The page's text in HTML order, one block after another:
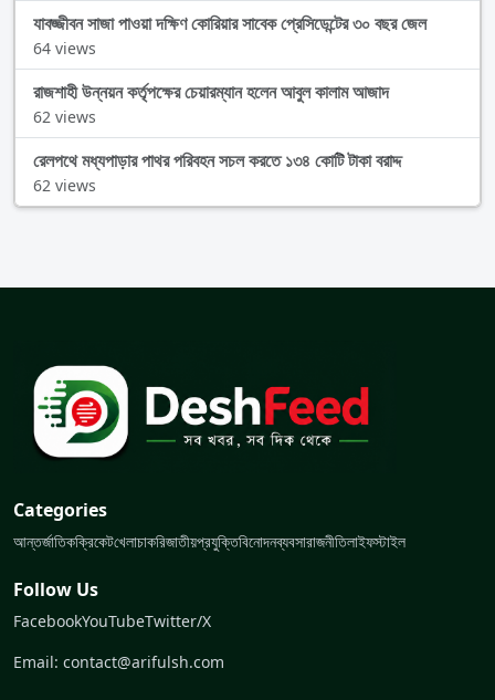
যাবজ্জীবন সাজা পাওয়া দক্ষিণ কোরিয়ার সাবেক প্রেসিডেন্টের ৩০ বছর জেল
64 views
রাজশাহী উন্নয়ন কর্তৃপক্ষের চেয়ারম্যান হলেন আবুল কালাম আজাদ
62 views
রেলপথে মধ্যপাড়ার পাথর পরিবহন সচল করতে ১৩৪ কোটি টাকা বরাদ্দ
62 views
Categories
আন্তর্জাতিকক্রিকেটখেলাচাকরিজাতীয়প্রযুক্তিবিনোদনব্যবসারাজনীতিলাইফস্টাইল
Follow Us
FacebookYouTubeTwitter/X
Email: contact@arifulsh.com